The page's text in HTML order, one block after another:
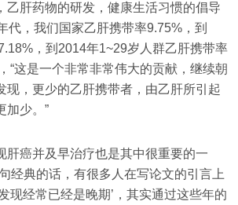
乙肝药物的研发，健康生活习惯的倡导
代，我们国家乙肝携带率9.75%，到
，到2014年1~29岁人群乙肝携带率
“这是一个非常非常伟大的贡献，继续朝
现，更少的乙肝携带者，由乙肝所引起
加少。”
肝癌并及早治疗也是其中很重要的一
经典的话，有很多人在写论文的引言上
现经常已经是晚期’，其实通过这些年的